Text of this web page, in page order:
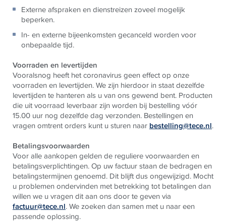
Externe afspraken en dienstreizen zoveel mogelijk
beperken.
In- en externe bijeenkomsten gecanceld worden voor
onbepaalde tijd.
Voorraden en levertijden
Vooralsnog heeft het coronavirus geen effect op onze
voorraden en levertijden. We zijn hierdoor in staat dezelfde
levertijden te hanteren als u van ons gewend bent. Producten
die uit voorraad leverbaar zijn worden bij bestelling vóór
15.00 uur nog dezelfde dag verzonden. Bestellingen en
vragen omtrent orders kunt u sturen naar bestelling@tece.nl.
Betalingsvoorwaarden
Voor alle aankopen gelden de reguliere voorwaarden en
betalingsverplichtingen. Op uw factuur staan de bedragen en
betalingstermijnen genoemd. Dit blijft dus ongewijzigd. Mocht
u problemen ondervinden met betrekking tot betalingen dan
willen we u vragen dit aan ons door te geven via
factuur@tece.nl. We zoeken dan samen met u naar een
passende oplossing.